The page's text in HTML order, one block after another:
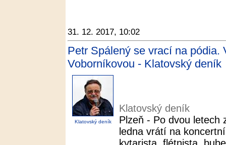
31. 12. 2017, 10:02
Petr Spálený se vrací na
Voborníkovou - Klatovský deník
Klatovský deník
Klatovský deník
Plzeň - Po dvou letech
ledna vrátí na